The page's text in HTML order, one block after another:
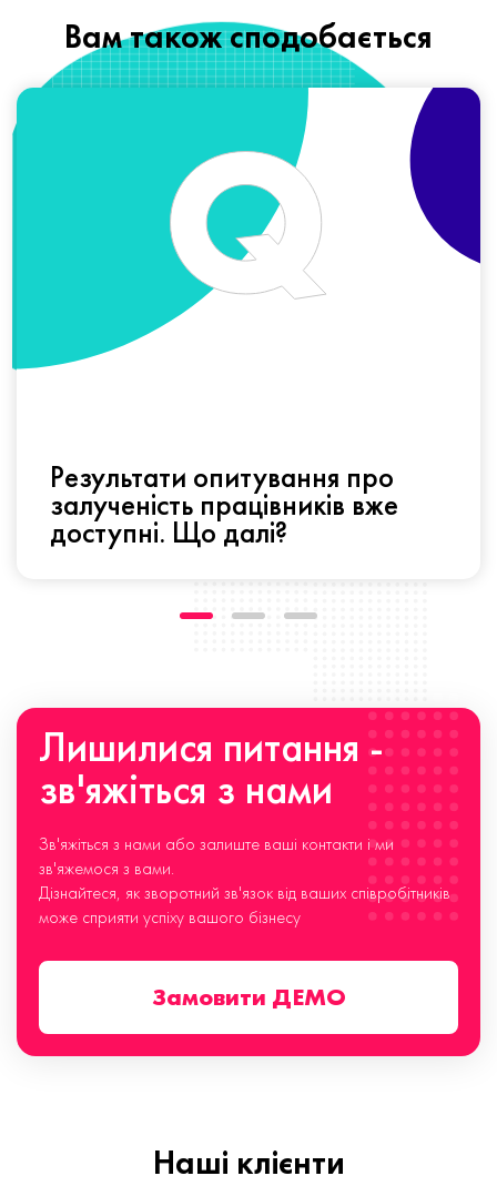
Вам також сподобається
Результати опитування про
залученість працівників вже
доступні. Що далі?
Лишилися питання -
зв'яжіться з нами
Зв'яжіться з нами або залиште ваші контакти і ми
зв'яжемося з вами.
Дізнайтеся, як зворотний зв'язок від ваших співробітників
може сприяти успіху вашого бізнесу
Замовити ДЕМО
Наші клієнти